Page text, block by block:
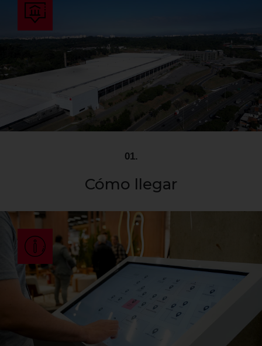
01.
Cómo llegar
ubicado en la Rodovia dos Imigrantes, en São Paulo
Dibuja tu ruta